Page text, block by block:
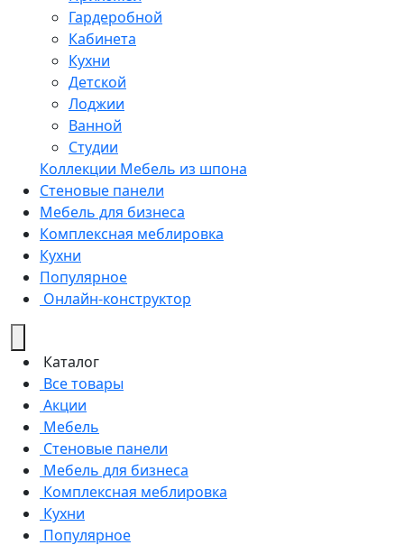
Гардеробной
Кабинета
Кухни
Детской
Лоджии
Ванной
Студии
Коллекции Мебель из шпона
Стеновые панели
Мебель для бизнеса
Комплексная меблировка
Кухни
Популярное
Онлайн-конструктор
Каталог
Все товары
Акции
Мебель
Стеновые панели
Мебель для бизнеса
Комплексная меблировка
Кухни
Популярное